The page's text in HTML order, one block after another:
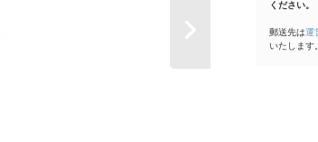
ください。
郵送先は運
いたします。